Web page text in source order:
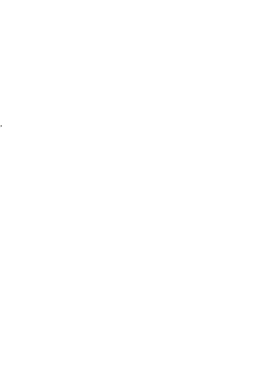
.